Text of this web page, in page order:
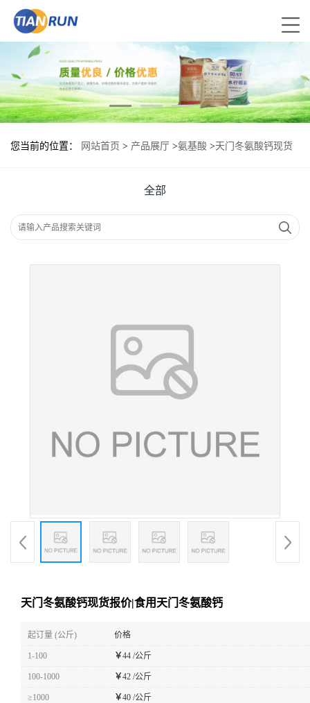
您当前的位置： 网站首页 > 产品展厅 >氨基酸 >天门冬氨酸钙现货
全部
天门冬氨酸钙现货报价|食用天门冬氨酸钙
起订量 (公斤) 价格
1-100 ￥44 /公斤
100-1000 ￥42 /公斤
≥1000 ￥40 /公斤